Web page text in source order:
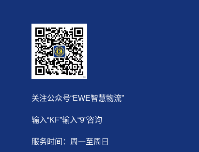
关注公众号“EWE智慧物流”
输入“KF”输入“9”咨询
服务时间：周一至周日